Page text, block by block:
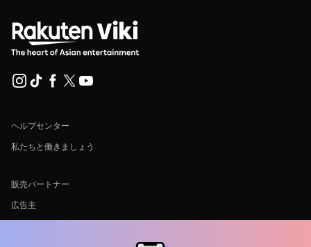
ヘルプセンター
私たちと働きましょう
販売パートナー
広告主